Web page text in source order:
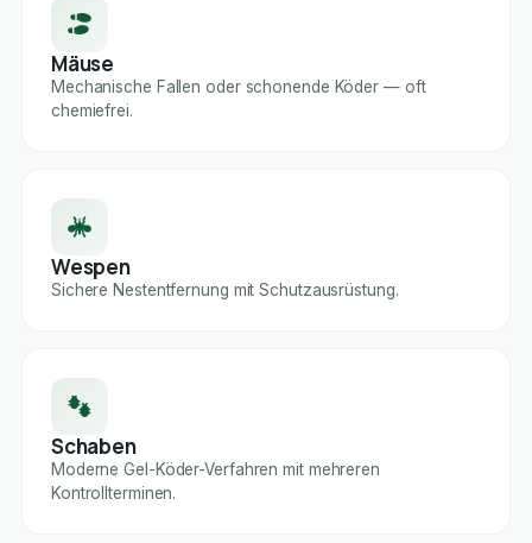
Mäuse
Mechanische Fallen oder schonende Köder — oft
chemiefrei.
Wespen
Sichere Nestentfernung mit Schutzausrüstung.
Schaben
Moderne Gel-Köder-Verfahren mit mehreren
Kontrollterminen.